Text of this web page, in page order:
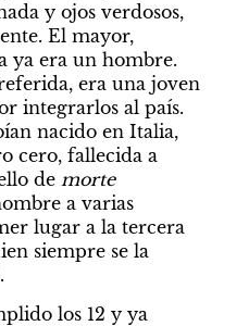
y ojos verdosos,
El mayor,
ya era un hombre.
era una joven
integrarlos al país.
nacido en Italia,
cero, fallecida a
de morte
a varias
lugar a la tercera
siempre se la
los 12 y ya